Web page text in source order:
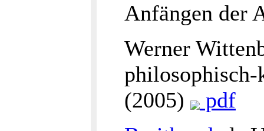
Anfängen der
Werner
(2005)
pdf